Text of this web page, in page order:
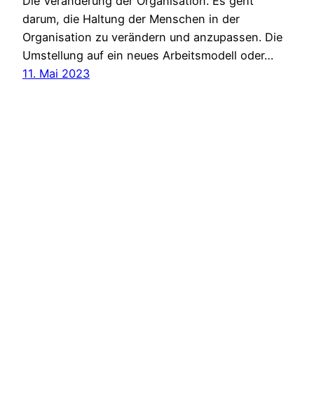
darum, die Haltung der Menschen in der
Organisation zu verändern und anzupassen. Die
Umstellung auf ein neues Arbeitsmodell oder…
11. Mai 2023